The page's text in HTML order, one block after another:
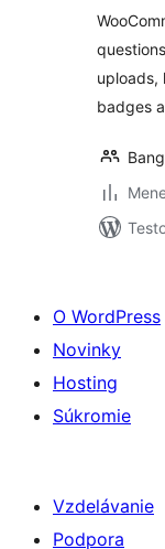
uploads,
badges
O WordPress
Novinky
Hosting
Súkromie
Vzdelávanie
Podpora